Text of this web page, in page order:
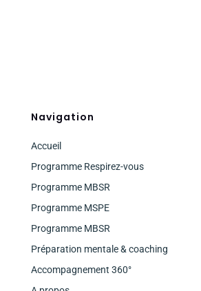
Navigation
Accueil
Programme Respirez-vous
Programme MBSR
Programme MSPE
Programme MBSR
Préparation mentale & coaching
Accompagnement 360°